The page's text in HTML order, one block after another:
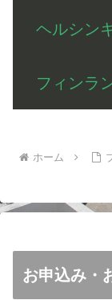
ヘルシン
フィンラ
ホーム
お申込み・